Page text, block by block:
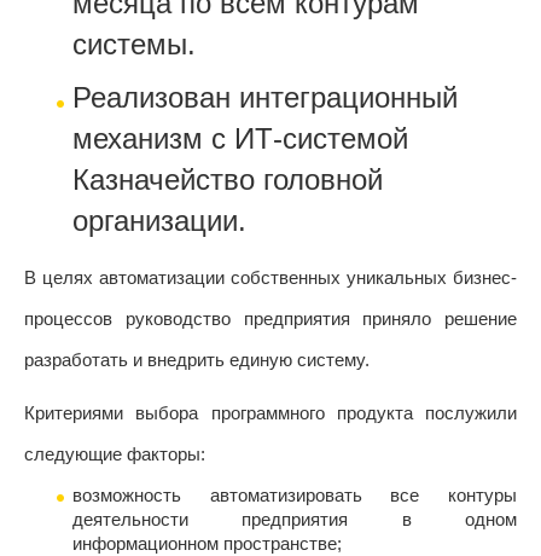
системы.
Реализован интеграционный
механизм с ИТ-системой
Казначейство головной
организации.
В целях автоматизации собственных уникальных бизнес-
процессов руководство предприятия приняло решение
разработать и внедрить единую систему.
Критериями выбора программного продукта послужили
следующие факторы:
возможность автоматизировать все контуры
деятельности предприятия в одном
информационном пространстве;